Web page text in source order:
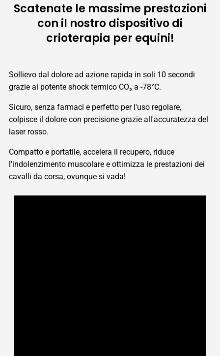
Scatenate le massime prestazioni
con il nostro dispositivo di
crioterapia per equini!
Sollievo dal dolore ad azione rapida in soli 10 secondi
grazie al potente shock termico CO₂ a -78°C.
Sicuro, senza farmaci e perfetto per l'uso regolare,
colpisce il dolore con precisione grazie all'accuratezza del
laser rosso.
Compatto e portatile, accelera il recupero, riduce
l'indolenzimento muscolare e ottimizza le prestazioni dei
cavalli da corsa, ovunque si vada!